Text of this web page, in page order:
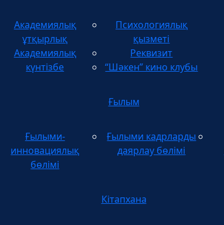
Академиялық
ұтқырлық
Академиялық
күнтізбе
Психологиялық
қызметі
Реквизит
“Шәкен” кино клубы
Ғылым
Ғылыми-
инновациялық
бөлімі
Ғылыми кадрларды
даярлау бөлімі
Кітапхана